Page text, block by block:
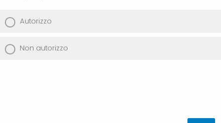
Autorizzo
Non autorizzo